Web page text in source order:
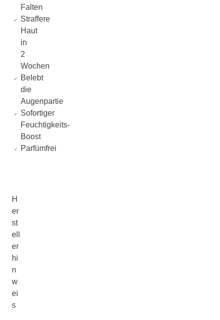
Falten
Straffere
Haut
in
2
Wochen
Belebt
die
Augenpartie
Sofortiger
Feuchtigkeits-
Boost
Parfümfrei
H
er
st
ell
er
hi
n
w
ei
s